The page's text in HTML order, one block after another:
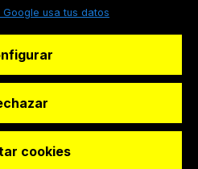
Technologies S.L
usa tus datos
cookies